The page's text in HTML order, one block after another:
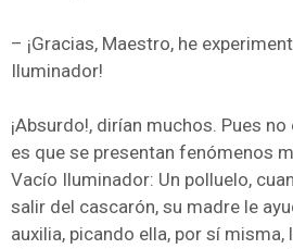
– ¡Gracias, Maestro, he
Iluminador!
¡Absurdo!, dirían muchos. Pues
es que se presentan fenómenos
Vacío Iluminador: Un polluelo,
salir del cascarón, su madre le
auxilia, picando ella, por sí misma,